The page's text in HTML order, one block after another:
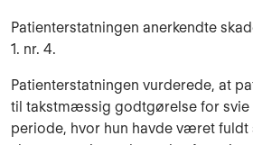
Patienterstatningen anerkendte
1. nr. 4.
Patienterstatningen vurderede, at
til takstmæssig godtgørelse for svie
periode, hvor hun havde været fuldt